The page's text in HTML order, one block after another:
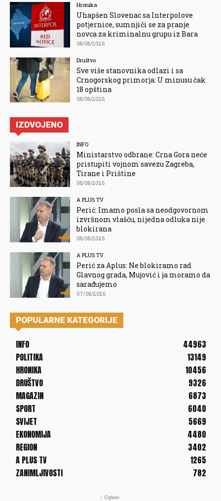
Hronika
Uhapšen Slovenac sa Interpolove
potjernice, sumnjiči se za pranje
novca za kriminalnu grupu iz Bara
08/08/2026
Društvo
Sve više stanovnika odlazi i sa
Crnogorskog primorja: U minusu čak
18 opština
08/08/2026
IZDVOJENO
INFO
Ministarstvo odbrane: Crna Gora neće
pristupiti vojnom savezu Zagreba,
Tirane i Prištine
08/08/2026
A PLUS TV
Perić: Imamo posla sa neodgovornom
izvršnom vlašću, nijedna odluka nije
blokirana
08/08/2026
A PLUS TV
Perić za Aplus: Ne blokiramo rad
Glavnog grada, Mujović i ja moramo da
sarađujemo
07/08/2026
POPULARNE KATEGORIJE
INFO
44963
POLITIKA
13149
HRONIKA
10456
DRUŠTVO
9326
MAGAZIN
6873
SPORT
6040
SVIJET
5669
EKONOMIJA
4480
REGION
3402
A PLUS TV
1265
ZANIMLJIVOSTI
782
- Oglasi-